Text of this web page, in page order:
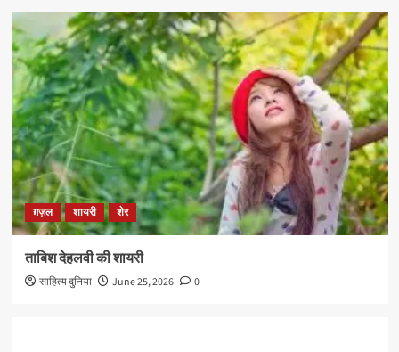
ग़ज़ल शायरी शेर
ताबिश देहलवी की शायरी
साहित्य दुनिया June 25, 2026 0